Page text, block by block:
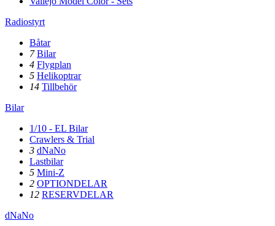
Radiostyrt
Båtar
7 Bilar
4 Flygplan
5 Helikoptrar
14 Tillbehör
Bilar
1/10 - EL Bilar
Crawlers & Trial
3 dNaNo
Lastbilar
5 Mini-Z
2 OPTIONDELAR
12 RESERVDELAR
dNaNo